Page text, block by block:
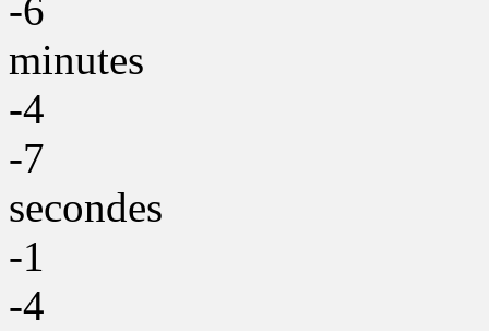
-6
minutes
-4
-7
secondes
-1
-4